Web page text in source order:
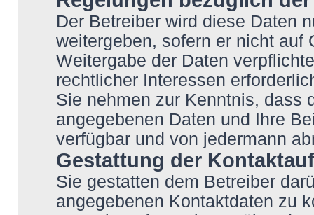
Der Betreiber wird diese Daten
weitergeben, sofern er nicht auf
Weitergabe der Daten
rechtlicher Interessen
Sie nehmen zur Kenntnis, dass
angegebenen Daten und Ihre
verfügbar und von jedermann
Gestattung der
Sie gestatten dem Betreiber
angegebenen Kontaktdaten zu